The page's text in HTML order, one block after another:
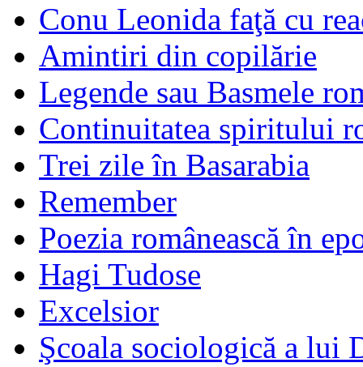
Conu Leonida faţă cu
Amintiri din copilărie
Legende sau Basmele
Continuitatea spiritului
Trei zile în Basarabia
Remember
Poezia românească în
Hagi Tudose
Excelsior
Şcoala sociologică a lui